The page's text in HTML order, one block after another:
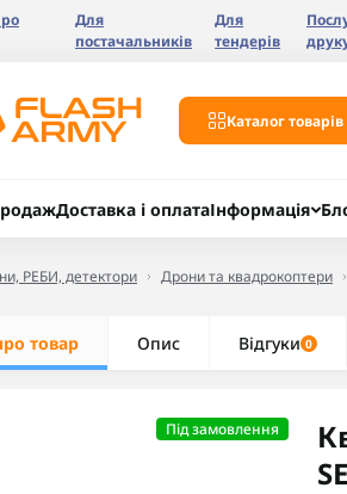
Для
постачальників
Для
тендерів
Каталог товарів
Доставка і оплатаІнформація
РЕБИ, детектори Дрони та квадрокоптери
товар Опис Відгуки 0
Під замовлення